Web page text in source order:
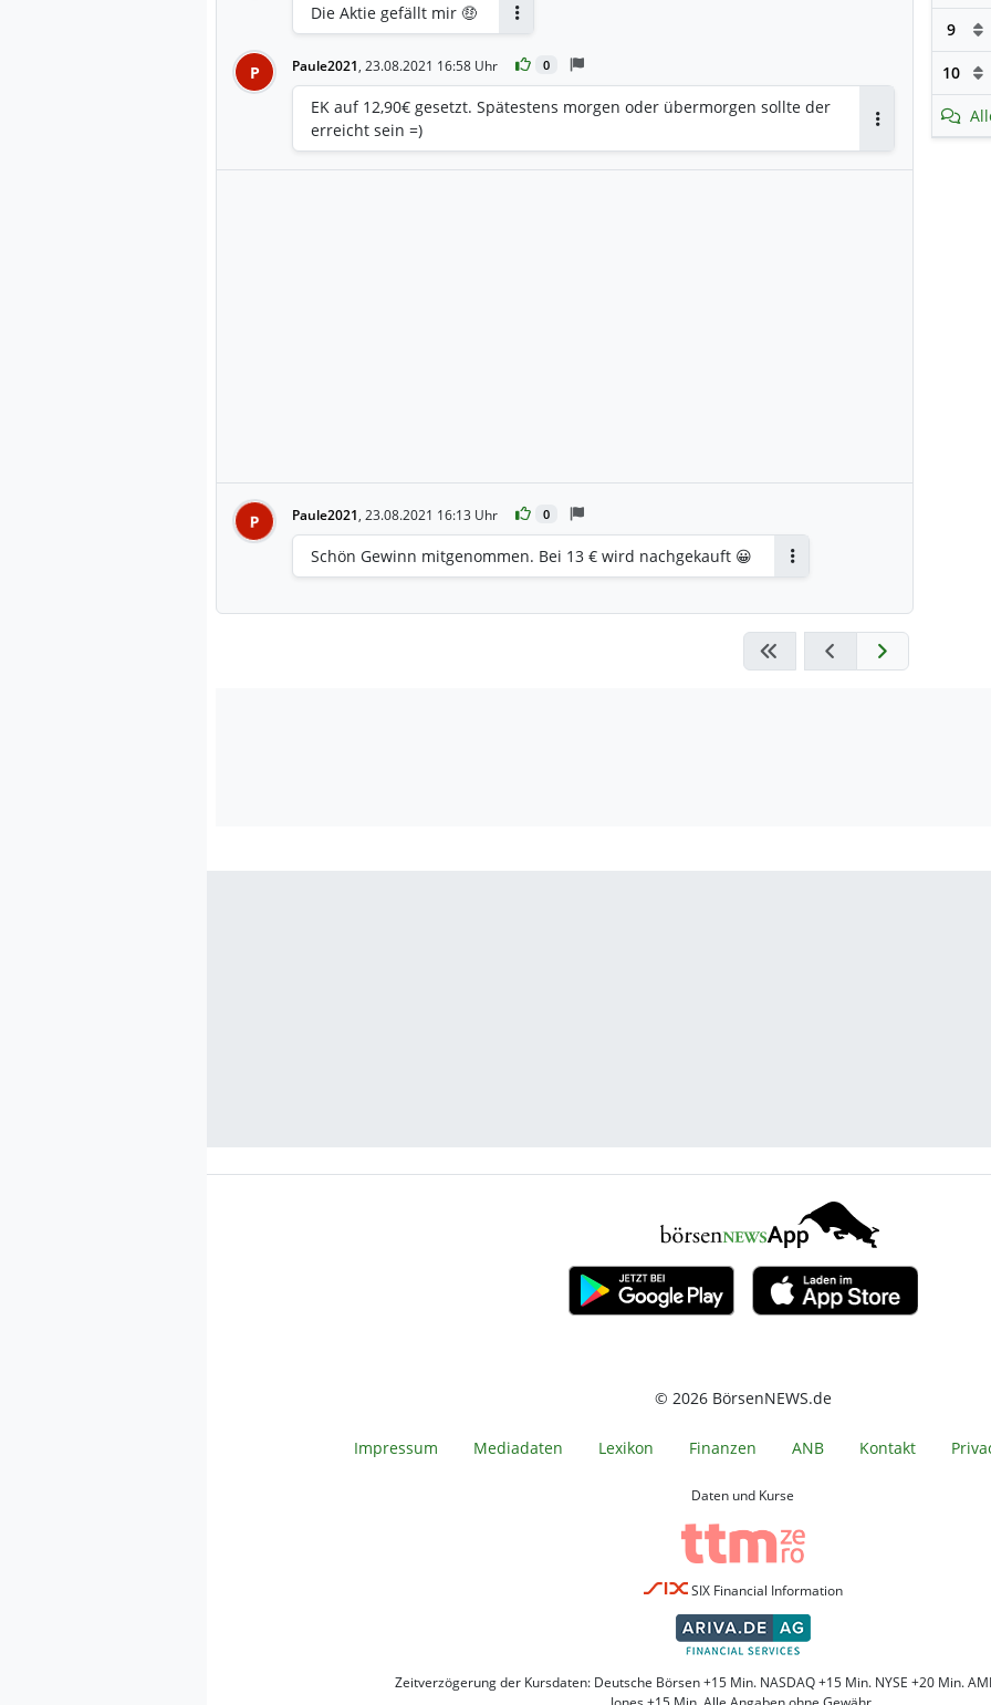
Die Aktie gefällt mir 🤑
P Paule2021, 23.08.2021 16:58 Uhr 0
EK auf 12,90€ gesetzt. Spätestens morgen oder übermorgen sollte der
erreicht sein =)
Antworten
P Paule2021, 23.08.2021 16:13 Uhr 0
Schön Gewinn mitgenommen. Bei 13 € wird nachgekauft 😀
9
10
© 2026 BörsenNEWS.de
Impressum Mediadaten Lexikon Finanzen ANB Kontakt
Daten und Kurse
SIX Financial Information
Zeitverzögerung der Kursdaten: Deutsche Börsen +15 Min. NASDAQ +15 Min. NYSE +20 Min.